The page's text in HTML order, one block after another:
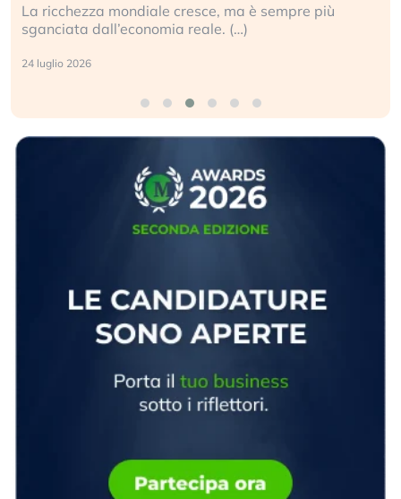
La ricchezza mondiale cresce, ma è sempre più
sganciata dall’economia reale. (…)
24 luglio 2026